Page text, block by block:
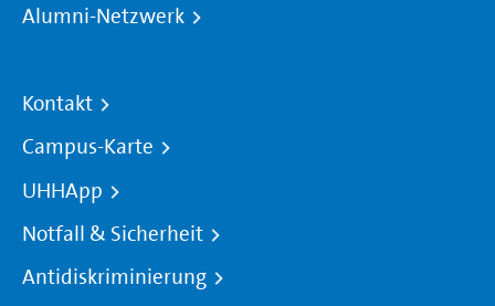
Alumni-Netzwerk
Kontakt
Campus-Karte
UHHApp
Notfall & Sicherheit
Antidiskriminierung